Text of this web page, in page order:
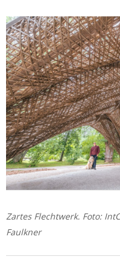
Zartes Flechtwerk. Foto:
Faulkner